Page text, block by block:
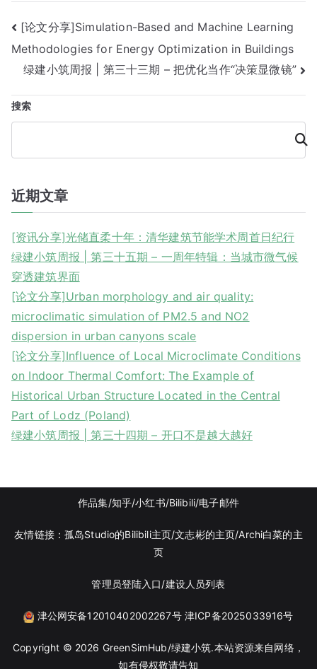
文
章
导
航
[论文分享]Simulation-Based and Machine Learning
Methodologies for Energy Optimization in Buildings
绿建小筑周报 | 第三十三期 – 把优化当作“决策显微镜”
搜索
搜
索
近期文章
[资讯分享]光储直柔十年：清华建筑节能学术周首日纪行
绿建小筑周报 | 第三十五期 – 一周年特辑：当城市微气候
穿透建筑界面
[论文分享]Urban morphology and air quality:
microclimatic simulation of PM2.5 and NO2
dispersion in urban canyons scale
[论文分享]Influence of Local Microclimate Conditions
on Indoor Thermal Comfort: The Example of
Historical Urban Structure Located in the Central
Part of Lodz (Poland)
绿建小筑周报 | 第三十四期 – 开口不是越大越好
作品集/知乎/小红书/Bilibili/电子邮件
友情链接：孤岛Studio的Bilibili主页/文志彬的主页/Archi白菜的主
页
管理员登陆入口/建设人员列表
津公网安备12010402002267号 津ICP备2025033916号
Copyright © 2026 GreenSimHub/绿建小筑.本站资源来自网络，
如有侵权敬请告知